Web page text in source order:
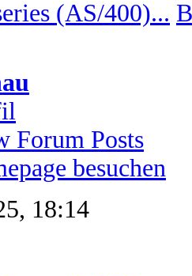
(AS/400)...
Forum Posts
besuchen
18:14